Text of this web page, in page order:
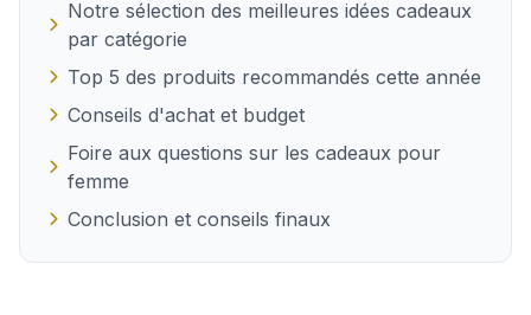
Notre sélection des meilleures idées cadeaux
par catégorie
Top 5 des produits recommandés cette année
Conseils d'achat et budget
Foire aux questions sur les cadeaux pour
femme
Conclusion et conseils finaux